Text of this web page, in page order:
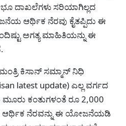
ದಾಖಲೆಗಳು ಸರಿಯಾಗಿಲ್ಲದ
ಆರ್ಥಿಕ ನೆರವು ಕೈತಪ್ಪಿದು ಈ
ಅಗತ್ಯ ಮಾಹಿತಿಯನ್ನು ಈ
ಕಿಸಾನ್ ಸಮ್ಮಾನ್ ನಿಧಿ
latest update) ಎಲ್ಲ ವರ್ಗದ
ಮೂರು ಕಂತುಗಳಂತೆ ರೂ 2,000
ಆರ್ಥಿಕ ನೆರವನ್ನು ಈ ಯೋಜನೆಯಡಿ